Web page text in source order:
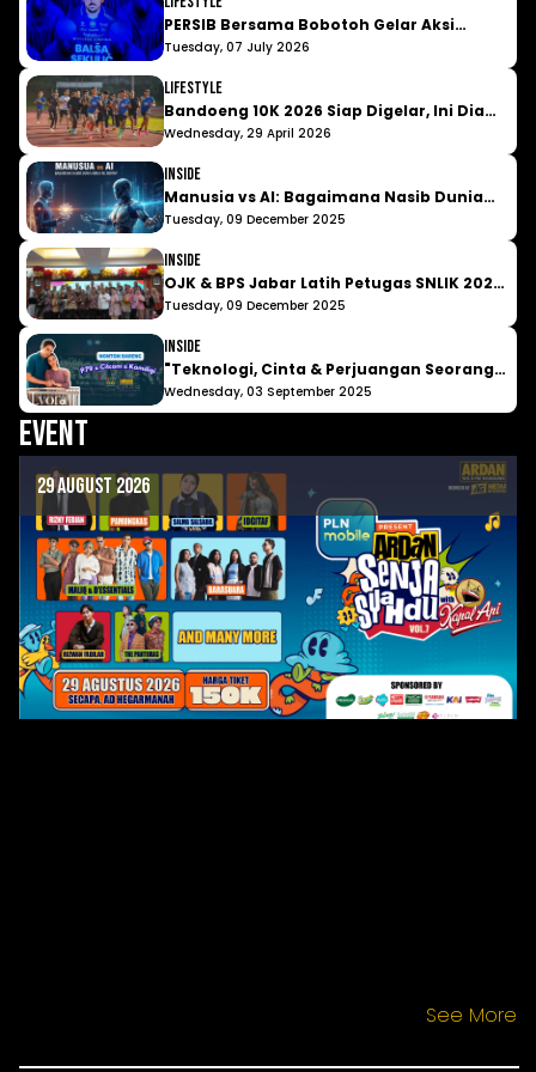
PERSIB Bersama Bobotoh Gelar Aksi
Bersih Kota Bandung, Sekaligus
Tuesday, 07 July 2026
LIfestyle
Bandoeng 10K 2026 Siap Digelar, Ini Dia
Ajang Lari dengan Vibe Berbeda yang
Wednesday, 29 April 2026
Inside
Manusia vs AI: Bagaimana Nasib Dunia
Kerja ke Depan?
Tuesday, 09 December 2025
Inside
OJK & BPS Jabar Latih Petugas SNLIK 2026,
Siap Turun ke Lapangan Awal Tahun
Tuesday, 09 December 2025
Inside
"Teknologi, Cinta & Perjuangan Seorang
Ibu" Padepokan 79 Ajak Insan Muda
Nobar Film Lyora
Wednesday, 03 September 2025
Event
29 August 2026
See More